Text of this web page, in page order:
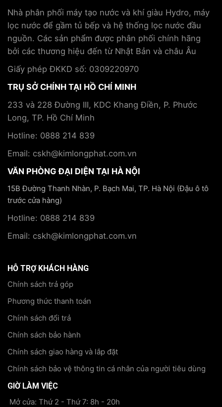
Nhà phân phối máy tạo nước và khí giàu Hydro, máy
lọc nước để gầm tủ bếp và hệ thống lọc nước đầu
nguồn. Các sản phẩm được phân phối chính hãng
bởi các thương hiệu đến từ Nhật Bản và châu Âu
Giấy phép ĐKKD số: 0309220970
TRỤ SỞ CHÍNH TẠI HỒ CHÍ MINH
233 và 228 Đường III, KDC Khang Điền, P. Phước
Long, TP. Hồ Chí Minh
Hotline: 0888 214 839
Email: cskh@kimlongphat.com.vn
VĂN PHÒNG ĐẠI DIỆN TẠI HÀ NỘI
15B Đường Thanh Nhàn, P. Bạch Mai, TP. Hà Nội (Đậu ô tô
trước cửa hàng)
Hotline: 0888 214 839
Email: cskh@kimlongphat.com.vn
HỖ TRỢ KHÁCH HÀNG
Chính sách trả góp
Phương thức thanh toán
Chính sách đổi trả
Chính sách bảo hành
Chính sách giao hàng và lắp đặt
Chính sách bảo vệ thông tin cá nhân của người tiêu dùng
GIỜ LÀM VIỆC
Mở cửa: Thứ 2 - Thứ 7: 8h - 20h